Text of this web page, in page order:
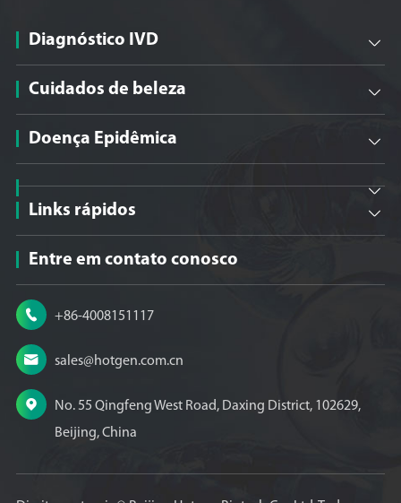
Diagnóstico IVD 
Cuidados de beleza 
Doença Epidêmica 

Links rápidos 
Entre em contato conosco
 +86-4008151117
 sales@hotgen.com.cn

No. 55 Qingfeng West Road, Daxing District, 102629,
Beijing, China